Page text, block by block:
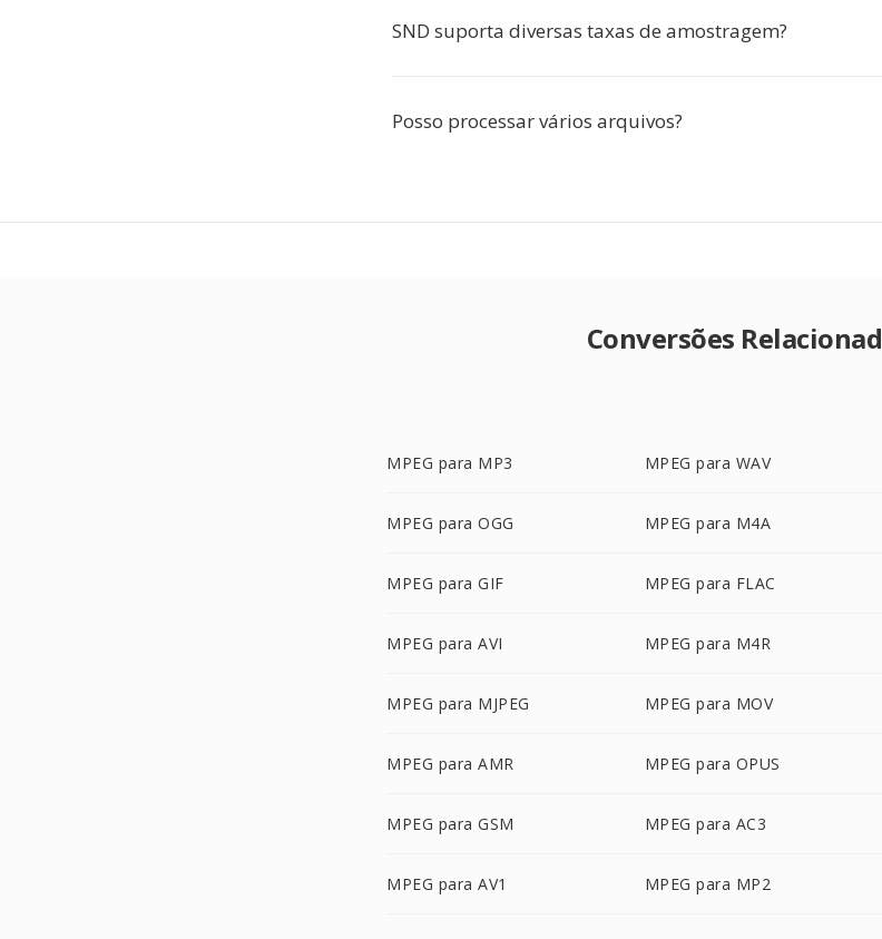
SND suporta diversas taxas de amostragem?
Posso processar vários arquivos?
Conversões
MPEG para MP3 MPEG para WAV
MPEG para OGG MPEG para M4A
MPEG para GIF MPEG para FLAC
MPEG para AVI MPEG para M4R
MPEG para MJPEG MPEG para MOV
MPEG para AMR MPEG para OPUS
MPEG para GSM MPEG para AC3
MPEG para AV1 MPEG para MP2